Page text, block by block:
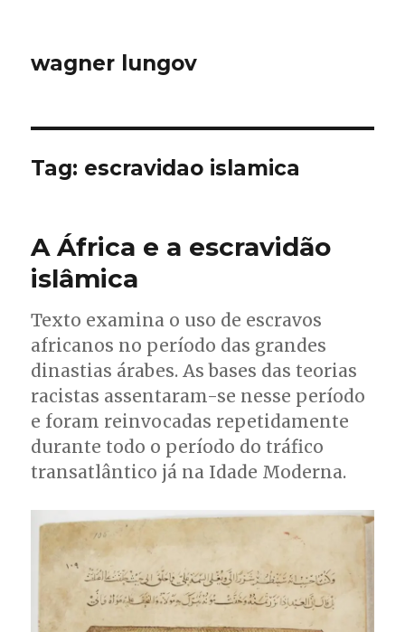
wagner lungov
Tag: escravidao islamica
A África e a escravidão
islâmica
Texto examina o uso de escravos
africanos no período das grandes
dinastias árabes. As bases das teorias
racistas assentaram-se nesse período
e foram reinvocadas repetidamente
durante todo o período do tráfico
transatlântico já na Idade Moderna.